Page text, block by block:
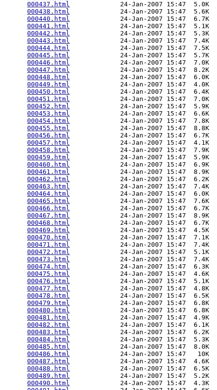
000437.html
             24-Jan-2007 15:47  5.0K
000438.html
             24-Jan-2007 15:47  5.6K
000440.html
             24-Jan-2007 15:47  6.7K
000441.html
             24-Jan-2007 15:47  5.1K
000442.html
             24-Jan-2007 15:47  5.3K
000443.html
             24-Jan-2007 15:47  7.4K
000444.html
             24-Jan-2007 15:47  7.5K
000445.html
             24-Jan-2007 15:47  5.7K
000446.html
             24-Jan-2007 15:47  7.0K
000447.html
             24-Jan-2007 15:47  8.2K
000448.html
             24-Jan-2007 15:47  6.0K
000449.html
             24-Jan-2007 15:47  4.0K
000450.html
             24-Jan-2007 15:47  6.4K
000451.html
             24-Jan-2007 15:47  7.0K
000452.html
             24-Jan-2007 15:47  5.9K
000453.html
             24-Jan-2007 15:47  6.6K
000454.html
             24-Jan-2007 15:47  7.8K
000455.html
             24-Jan-2007 15:47  8.8K
000456.html
             24-Jan-2007 15:47  6.7K
000457.html
             24-Jan-2007 15:47  4.1K
000458.html
             24-Jan-2007 15:47  7.9K
000459.html
             24-Jan-2007 15:47  5.9K
000460.html
             24-Jan-2007 15:47  6.9K
000461.html
             24-Jan-2007 15:47  8.9K
000462.html
             24-Jan-2007 15:47  6.2K
000463.html
             24-Jan-2007 15:47  7.4K
000464.html
             24-Jan-2007 15:47  6.0K
000465.html
             24-Jan-2007 15:47  7.6K
000466.html
             24-Jan-2007 15:47  6.7K
000467.html
             24-Jan-2007 15:47  8.9K
000468.html
             24-Jan-2007 15:47  6.7K
000469.html
             24-Jan-2007 15:47  4.5K
000470.html
             24-Jan-2007 15:47  7.1K
000471.html
             24-Jan-2007 15:47  7.4K
000472.html
             24-Jan-2007 15:47  5.1K
000473.html
             24-Jan-2007 15:47  7.4K
000474.html
             24-Jan-2007 15:47  6.3K
000475.html
             24-Jan-2007 15:47  4.6K
000476.html
             24-Jan-2007 15:47  5.1K
000477.html
             24-Jan-2007 15:47  4.8K
000478.html
             24-Jan-2007 15:47  6.5K
000479.html
             24-Jan-2007 15:47  6.8K
000480.html
             24-Jan-2007 15:47  6.8K
000481.html
             24-Jan-2007 15:47  4.9K
000482.html
             24-Jan-2007 15:47  6.1K
000483.html
             24-Jan-2007 15:47  6.2K
000484.html
             24-Jan-2007 15:47  5.3K
000485.html
             24-Jan-2007 15:47  8.0K
000486.html
             24-Jan-2007 15:47   10K
000487.html
             24-Jan-2007 15:47  4.6K
000488.html
             24-Jan-2007 15:47  6.5K
000489.html
             24-Jan-2007 15:47  5.2K
000490.html
             24-Jan-2007 15:47  4.3K